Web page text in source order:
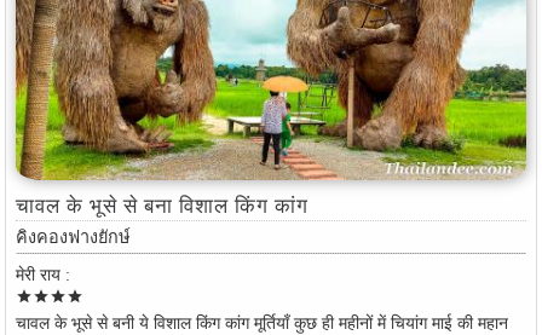
चावल के भूसे से बना विशाल किंग कांग
คิงคองฟางยักษ์
मेरी राय :
starstarstarstar
चावल के भूसे से बनी ये विशाल किंग कांग मूर्तियाँ कुछ ही महीनों में चियांग माई की महान